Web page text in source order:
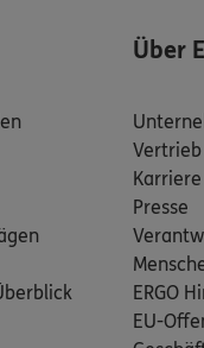
Über
Vertrieb
Karriere
Presse
ERGO
EU-